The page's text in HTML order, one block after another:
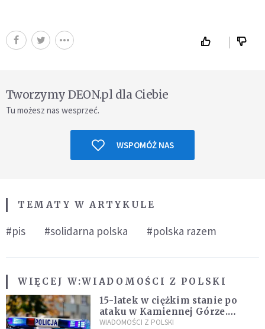
Tworzymy DEON.pl dla Ciebie
Tu możesz nas wesprzeć.
WSPOMÓŻ NAS
TEMATY W ARTYKULE
#pis #solidarna polska #polska razem
WIĘCEJ W:WIADOMOŚCI Z POLSKI
15-latek w ciężkim stanie po
ataku w Kamiennej Górze.
Policja zatrzymała dwóch
WIADOMOŚCI Z POLSKI